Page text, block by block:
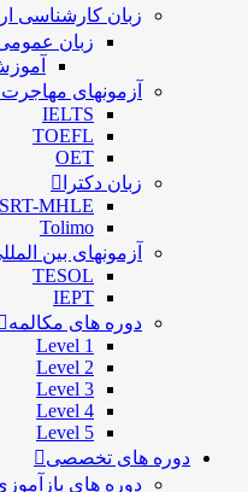
زبان کارشناسی
زبان
آزمونهای مهاجرت
IELTS
TOEFL
OET
زبان دکترا
MHLE
Tolimo
آزمونهای بین
TESOL
IEPT
دوره های مکالمه
Level 1
Level 2
Level 3
Level 4
Level 5
دوره های تخصصی
دوره های